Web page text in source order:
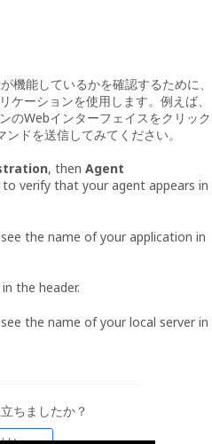
機能しているかを確認するために、
ケーションを使用します。例えば、
のWebインターフェイスをクリック
ンドを送信してみてください。
, then Agent
to verify that your agent appears in
the name of your application in
in the header.
the name of your local server in
ちましたか？